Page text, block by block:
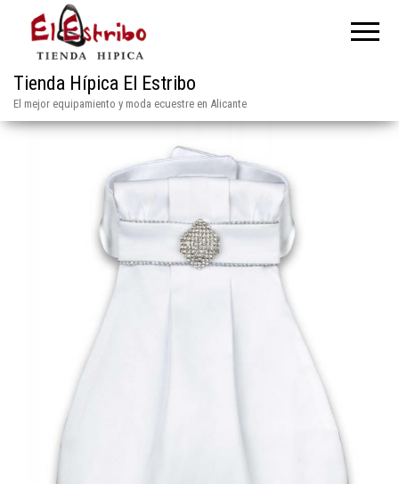
Tienda Hípica El Estribo
El mejor equipamiento y moda ecuestre en Alicante